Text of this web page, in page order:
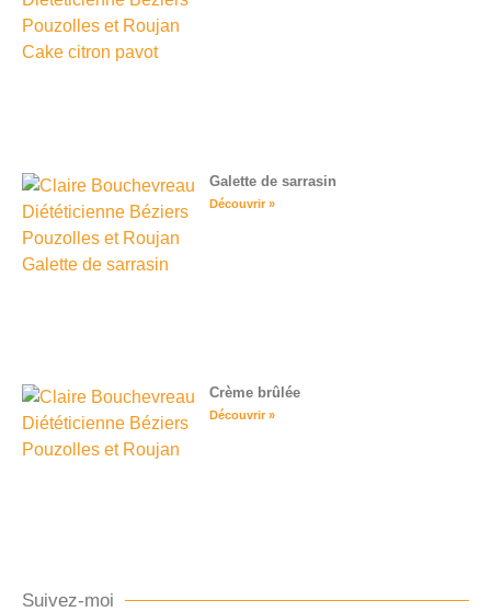
Galette de sarrasin
Découvrir »
Crème brûlée
Découvrir »
Suivez-moi